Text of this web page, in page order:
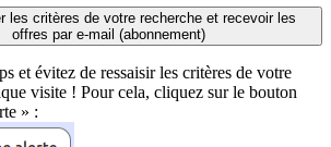
les critères de votre recherche et recevoir les
offres par e-mail (abonnement)
et évitez de ressaisir les critères de votre
visite ! Pour cela, cliquez sur le bouton
» :